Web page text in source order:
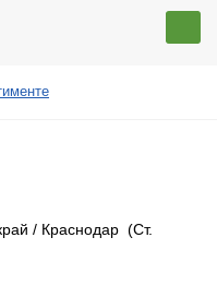
/ Краснодар (Ст.